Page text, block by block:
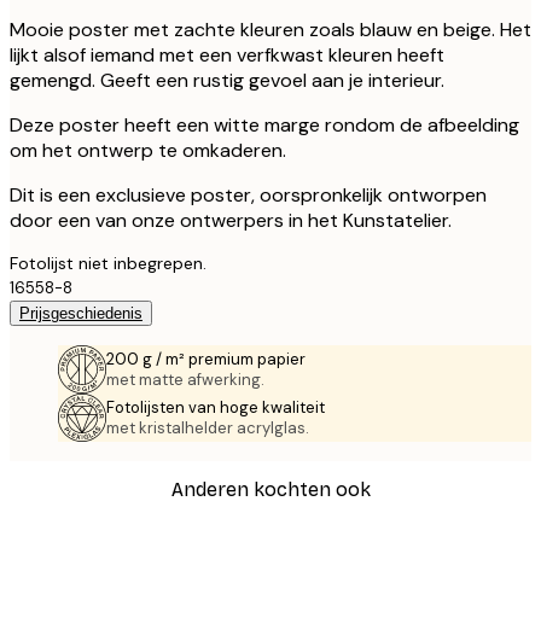
Mooie poster met zachte kleuren zoals blauw en beige. Het
lijkt alsof iemand met een verfkwast kleuren heeft
gemengd. Geeft een rustig gevoel aan je interieur.
Deze poster heeft een witte marge rondom de afbeelding
om het ontwerp te omkaderen.
Dit is een exclusieve poster, oorspronkelijk ontworpen
door een van onze ontwerpers in het Kunstatelier.
Fotolijst niet inbegrepen.
16558-8
Prijsgeschiedenis
200 g / m² premium papier
met matte afwerking.
Fotolijsten van hoge kwaliteit
met kristalhelder acrylglas.
Anderen kochten ook